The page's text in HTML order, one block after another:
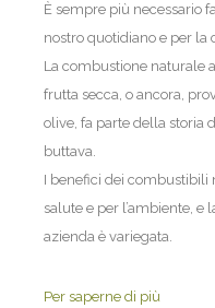
È sempre più necessario
nostro quotidiano e per
La combustione naturale
frutta secca, o ancora,
olive, fa parte della storia
buttava.
I benefici dei
salute e per l’ambiente,
azienda è variegata.
Per saperne di più